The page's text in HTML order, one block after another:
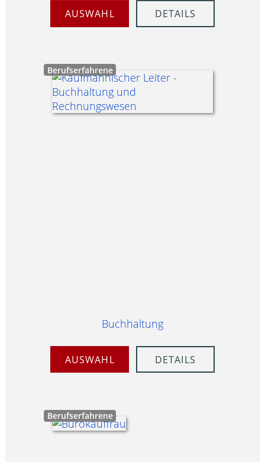
AUSWAHL DETAILS
Berufserfahrene
Buchhaltung
AUSWAHL DETAILS
Berufserfahrene